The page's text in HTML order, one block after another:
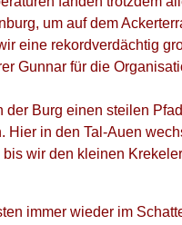
um auf dem
eine rekordverdächtig
Gunnar für die
der Burg einen steilen
Hier in den Tal-Auen
wir den kleinen
immer wieder im